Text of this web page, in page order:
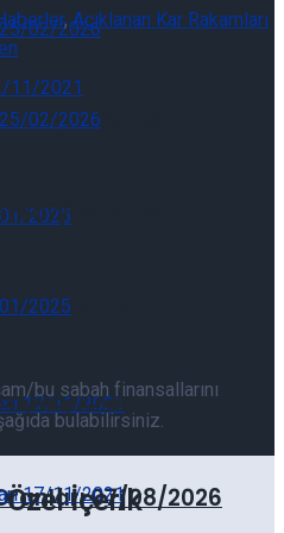
07/08/2026
08/2026
07/08/2026
07/08/2026
07/08/2026
,Açıklanan Kar Rakamları
bu sabah finansallarını
bulabilirsiniz.
İçerik